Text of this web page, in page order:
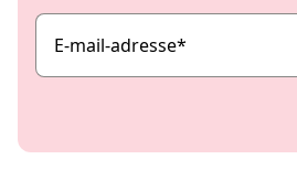
E-mail-adresse*